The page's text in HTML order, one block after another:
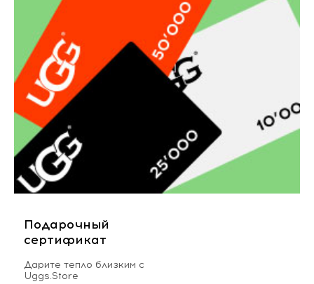
Подарочный
сертификат
Дарите тепло близким с
Uggs.Store